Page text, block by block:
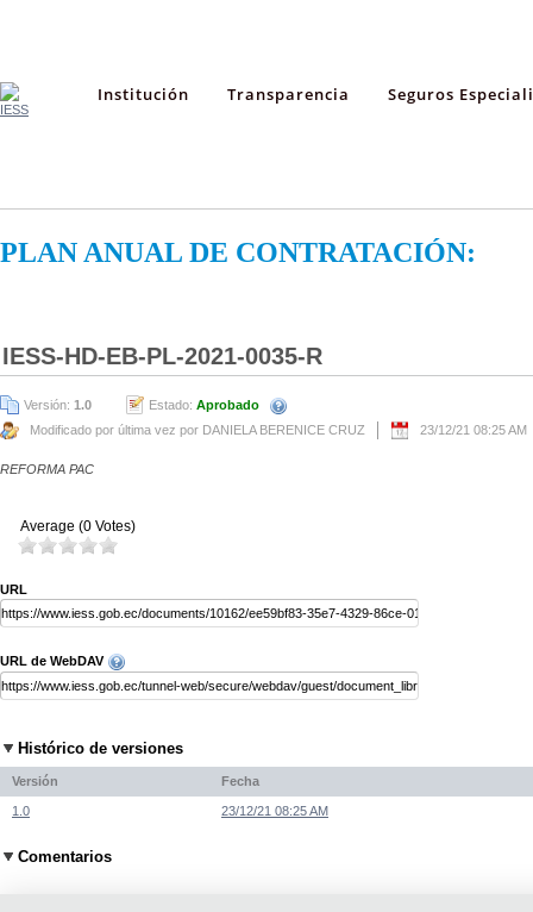
Institución Transparencia Seguros
PLAN ANUAL DE CONTRATACIÓN:
IESS-HD-EB-PL-2021-0035-R
Versión: 1.0 Estado: Aprobado
Modificado por última vez por DANIELA BERENICE CRUZ
23/12/21 08:25 AM
REFORMA PAC
Average (0 Votes)
URL
URL de WebDAV
Histórico de versiones
Versión Fecha
1.0 23/12/21 08:25 AM
Comentarios